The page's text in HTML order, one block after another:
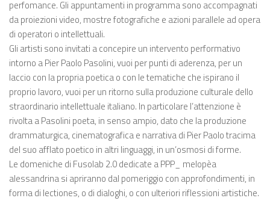
perfomance. Gli appuntamenti in programma sono accompagnati
da proiezioni video, mostre fotografiche e azioni parallele ad opera
di operatori o intellettuali.
Gli artisti sono invitati a concepire un intervento performativo
intorno a Pier Paolo Pasolini, vuoi per punti di aderenza, per un
laccio con la propria poetica o con le tematiche che ispirano il
proprio lavoro, vuoi per un ritorno sulla produzione culturale dello
straordinario intellettuale italiano. In particolare l’attenzione è
rivolta a Pasolini poeta, in senso ampio, dato che la produzione
drammaturgica, cinematografica e narrativa di Pier Paolo tracima
del suo afflato poetico in altri linguaggi, in un’osmosi di forme.
Le domeniche di Fusolab 2.0 dedicate a PPP_ melopèa
alessandrina si apriranno dal pomeriggio con approfondimenti, in
forma di lectiones, o di dialoghi, o con ulteriori riflessioni artistiche.